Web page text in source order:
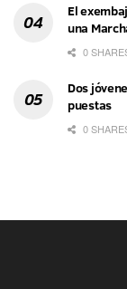
El
una
0
Dos
puestas
0